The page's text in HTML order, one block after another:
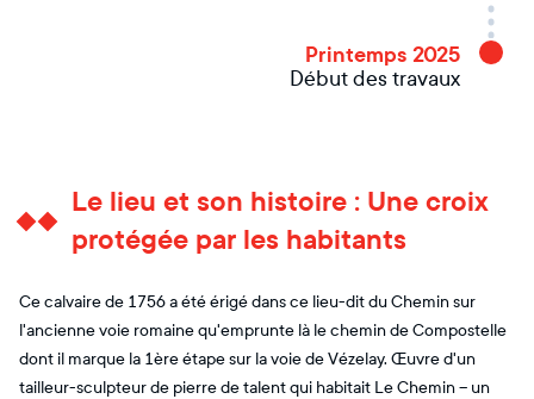
Printemps 2025
Début des travaux
Le lieu et son histoire : Une croix
protégée par les habitants
Ce calvaire de 1756 a été érigé dans ce lieu-dit du Chemin sur
l'ancienne voie romaine qu'emprunte là le chemin de Compostelle
dont il marque la 1ère étape sur la voie de Vézelay. Œuvre d'un
tailleur-sculpteur de pierre de talent qui habitait Le Chemin – un